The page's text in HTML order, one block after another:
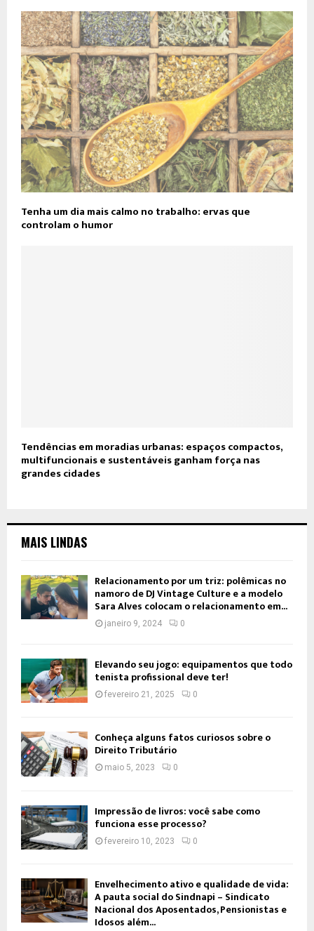
Tenha um dia mais calmo no trabalho: ervas que
controlam o humor
Tendências em moradias urbanas: espaços compactos,
multifuncionais e sustentáveis ganham força nas
grandes cidades
MAIS LINDAS
Relacionamento por um triz: polêmicas no
namoro de DJ Vintage Culture e a modelo
Sara Alves colocam o relacionamento em...
janeiro 9, 2024 0
Elevando seu jogo: equipamentos que todo
tenista profissional deve ter!
fevereiro 21, 2025 0
Conheça alguns fatos curiosos sobre o
Direito Tributário
maio 5, 2023 0
Impressão de livros: você sabe como
funciona esse processo?
fevereiro 10, 2023 0
Envelhecimento ativo e qualidade de vida:
A pauta social do Sindnapi – Sindicato
Nacional dos Aposentados, Pensionistas e
Idosos além...